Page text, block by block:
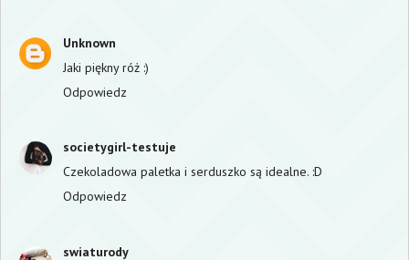
Unknown
Jaki piękny róż :)
Odpowiedz
societygirl-testuje
Czekoladowa paletka i serduszko są idealne. :D
Odpowiedz
swiaturody